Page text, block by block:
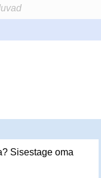
Sisestage oma